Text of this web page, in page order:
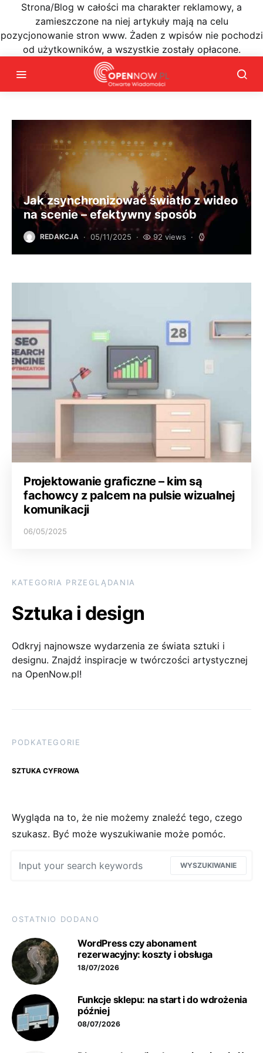
Strona/Blog w całości ma charakter reklamowy, a
zamieszczone na niej artykuły mają na celu
pozycjonowanie stron www. Żaden z wpisów nie pochodzi
od użytkowników, a wszystkie zostały opłacone.
Jak zsynchronizować światło z wideo
na scenie – efektywny sposób
REDAKCJA 05/11/2025 92 views
Projektowanie graficzne – kim są
fachowcy z palcem na pulsie wizualnej
komunikacji
06/05/2025
KATEGORIA PRZEGLĄDANIA
Sztuka i design
Odkryj najnowsze wydarzenia ze świata sztuki i
designu. Znajdź inspiracje w twórczości artystycznej
na OpenNow.pl!
PODKATEGORIE
SZTUKA CYFROWA
Wygląda na to, że nie możemy znaleźć tego, czego
szukasz. Być może wyszukiwanie może pomóc.
WYSZUKIWANIE
OSTATNIO DODANO
WordPress czy abonament
rezerwacyjny: koszty i obsługa
18/07/2026
Funkcje sklepu: na start i do wdrożenia
później
08/07/2026